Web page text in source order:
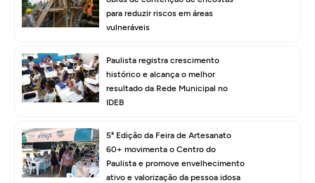
para reduzir riscos em áreas
vulneráveis
Paulista registra crescimento
histórico e alcança o melhor
resultado da Rede Municipal no
IDEB
5ª Edição da Feira de Artesanato
60+ movimenta o Centro do
Paulista e promove envelhecimento
ativo e valorização da pessoa idosa